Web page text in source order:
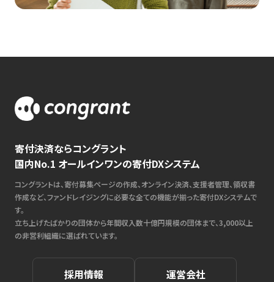
寄付決済ならコングラント
国内No.1 オールインワンの寄付DXシステム
コングラントは、寄付募集ページの作成、オンライン決済、支援者管理、領収書
作成など、ファンドレイジングに必要な全ての機能が揃った寄付DXシステムで
す。
立ち上げたばかりの団体から年間収入数十億円規模の団体まで、3,000以上
の非営利組織に選ばれています。
採用情報 運営会社